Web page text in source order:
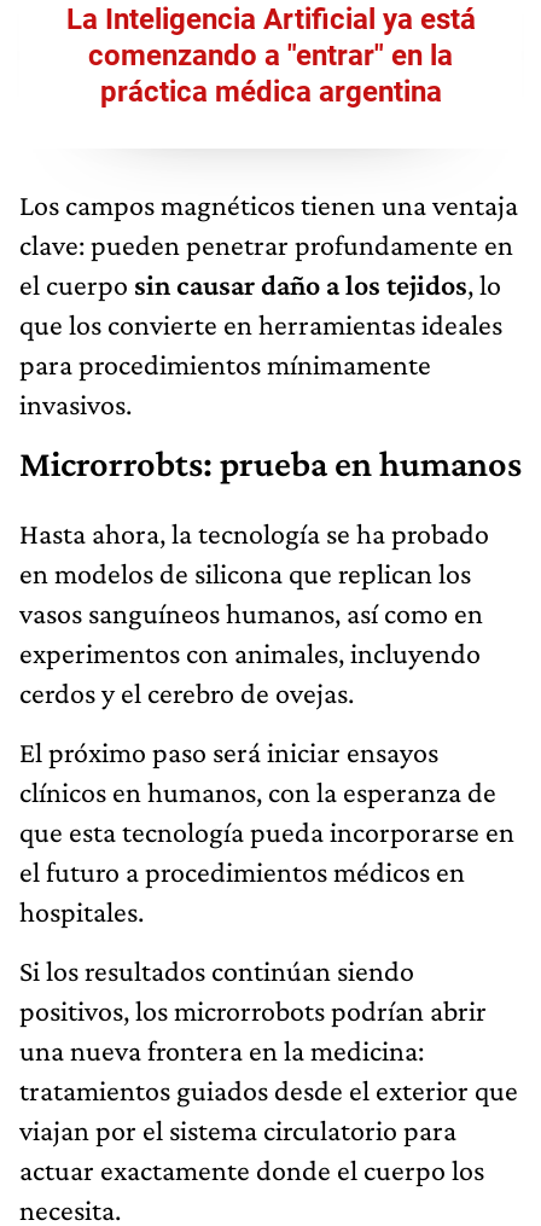
La Inteligencia Artificial ya está
comenzando a "entrar" en la
práctica médica argentina
Los campos magnéticos tienen una ventaja
clave: pueden penetrar profundamente en
el cuerpo sin causar daño a los tejidos, lo
que los convierte en herramientas ideales
para procedimientos mínimamente
invasivos.
Microrrobts: prueba en humanos
Hasta ahora, la tecnología se ha probado
en modelos de silicona que replican los
vasos sanguíneos humanos, así como en
experimentos con animales, incluyendo
cerdos y el cerebro de ovejas.
El próximo paso será iniciar ensayos
clínicos en humanos, con la esperanza de
que esta tecnología pueda incorporarse en
el futuro a procedimientos médicos en
hospitales.
Si los resultados continúan siendo
positivos, los microrrobots podrían abrir
una nueva frontera en la medicina:
tratamientos guiados desde el exterior que
viajan por el sistema circulatorio para
actuar exactamente donde el cuerpo los
necesita.